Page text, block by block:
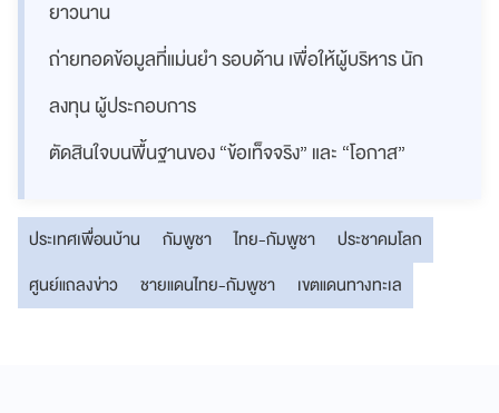
ยาวนาน
ถ่ายทอดข้อมูลที่แม่นยำ รอบด้าน เพื่อให้ผู้บริหาร นัก
ลงทุน ผู้ประกอบการ
ตัดสินใจบนพื้นฐานของ “ข้อเท็จจริง” และ “โอกาส”
ประเทศเพื่อนบ้าน กัมพูชา ไทย-กัมพูชา
ประชาคมโลก
ศูนย์แถลงข่าว
ชายแดนไทย-กัมพูชา เขตแดนทางทะเล